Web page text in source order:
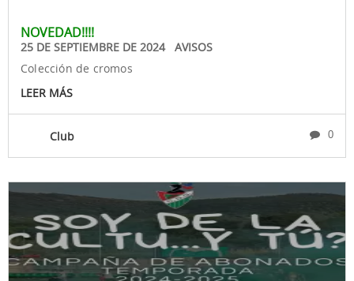
NOVEDAD!!!!
25 DE SEPTIEMBRE DE 2024 AVISOS
Colección de cromos
LEER MÁS
Club 0